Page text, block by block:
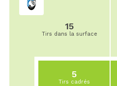
15
Tirs dans la surface
5
Tirs cadrés